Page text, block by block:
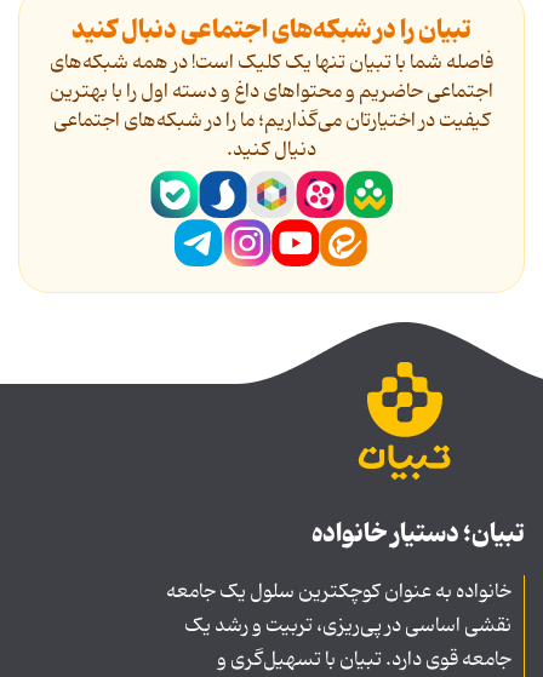
تبیان را در شبکه‌های اجتماعی دنبال کنید
فاصله شما با تبیان تنها یک کلیک است! در همه شبکه‌های
اجتماعی حاضریم و محتواهای داغ و دسته اول را با بهترین
کیفیت در اختیارتان می‌گذاریم؛ ما را در شبکه‌های اجتماعی
دنیال کنید.
تبیان؛ دستیار خانواده
خانواده به عنوان کوچکترین سلول یک جامعه
نقشی اساسی در پی‌ریزی، تربیت و رشد یک
جامعه قوی دارد. تبیان با تسهیل‌گری و